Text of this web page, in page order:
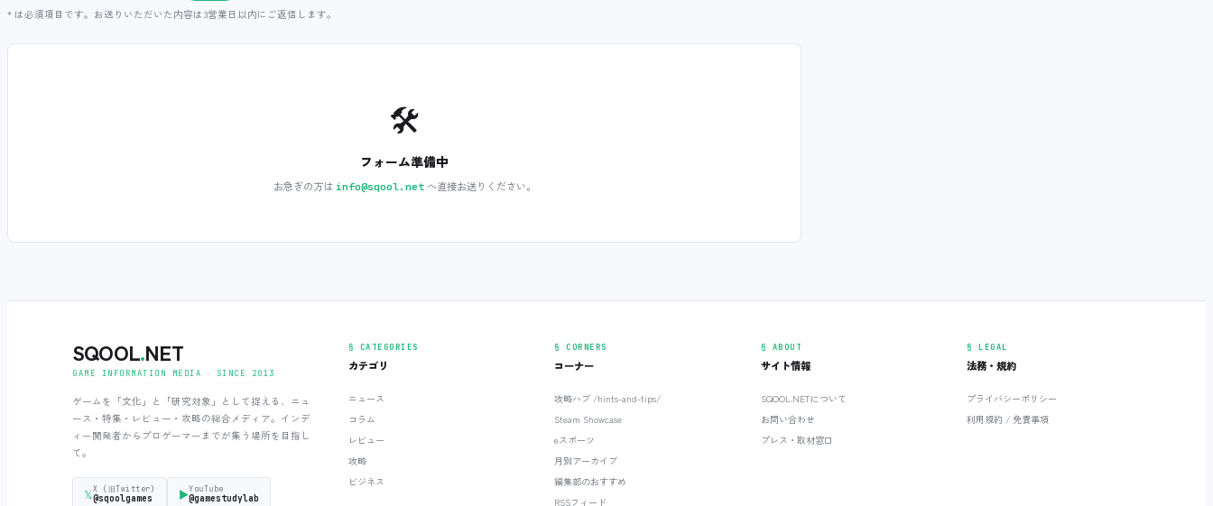
* は必須項目です。お送りいただいた内容は3営業日以内にご返信します。
🛠️
フォーム準備中
お急ぎの方は info@sqool.netへ直接お送りください。
SQOOL.NET
GAME INFORMATION MEDIA ‧ SINCE 2013
ゲームを「文化」と「研究対象」として捉える、ニュ
ース・特集・レビュー・攻略の総合メディア。インデ
ィー開発者からプロゲーマーまでが集う場所を目指し
て。
𝕏X (旧Twitter)
@sqoolgames ▶YouTube
@gamestudylab
§ CATEGORIES
カテゴリ
ニュース
コラム
レビュー
攻略
ビジネス
§ CORNERS
コーナー
攻略ハブ /hints-and-tips/
Steam Showcase
eスポーツ
月別アーカイブ
編集部のおすすめ
RSSフィード
§ ABOUT
サイト情報
SQOOL.NETについて
お問い合わせ
プレス・取材窓口
§ LEGAL
法務・規約
プライバシーポリシー
利用規約 / 免責事項